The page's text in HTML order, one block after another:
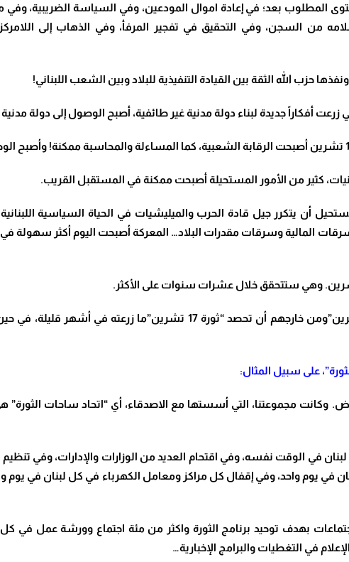
المطلوب بعد؛ في إعادة اموال المودعين، وفي السياسة الضريبية، وفي
من السجن، وفي التحقيق في تفجير المرفأ، وفي الذهاب إلى
حزب الله الثقة بين القيادة التنفيذية للبلاد وبين الشعب اللبناني!
.
من المستحيل أن يتكرر جيل قادة الحرب والميليشيات في الحياة السياسية
المالية وسرقات مقدرات البلاد… المعركة أصبحت اليوم أكثر سهولة
.
يريد البعض من ناشطي “ثورة 17 تشرين”ومن خارجهم أن تحصد “ثورة
على سبيل المثال:
على الأرض. وكانت مجموعتنا، التي أسستها مع الاصدقاء، أي “اتحاد ساحات
في الوقت نفسه، وفي اقتحام العديد من الوزارات والإدارات، وفي تنظيم
في يوم واحد، وفي إقفال كل مراكز ومعامل الكهرباء في كل لبنان في
بهدف توحيد برنامج الثورة واكثر من مئة اجتماع وورشة عمل في كل
في التغطيات والبرامج الإخبارية…